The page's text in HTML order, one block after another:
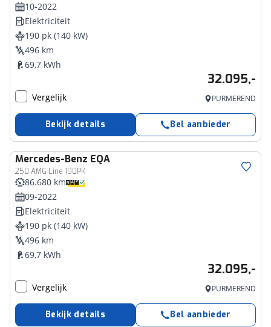
10-2022
Elektriciteit
190 pk (140 kW)
496 km
69,7 kWh
32.095,-
Vergelijk PURMEREND
Bekijk details Bel aanbieder
Mercedes-Benz EQA
250 AMG Line 190PK
86.680 km
09-2022
Elektriciteit
190 pk (140 kW)
496 km
69,7 kWh
32.095,-
Vergelijk PURMEREND
Bekijk details Bel aanbieder